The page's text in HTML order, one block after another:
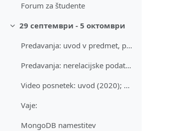
Forum za študente
Затвори
29 септември - 5 октомври
Predavanja: uvod v predmet, pogoji.
Predavanja: nerelacijske podatkovne baze (začetek)
Video posnetek: uvod (2020); do 1:12:22
Vaje:
MongoDB namestitev